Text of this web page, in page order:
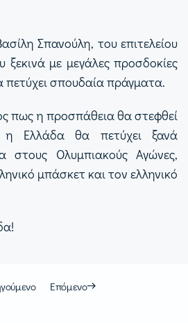
Σπανούλη, του επιτελείου
με μεγάλες προσδοκίες
πετύχει σπουδαία πράγματα.
πως η προσπάθεια θα στεφθεί
η Ελλάδα θα πετύχει ξανά
στους Ολυμπιακούς Αγώνες,
μπάσκετ και τον ελληνικό
Επόμενο